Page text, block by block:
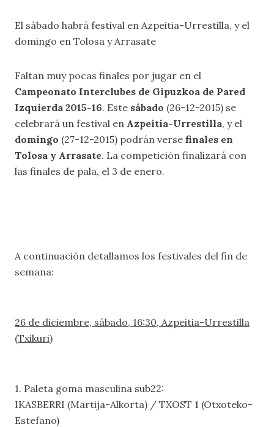
El sábado habrá festival en Azpeitia-Urrestilla, y el
domingo en Tolosa y Arrasate
Faltan muy pocas finales por jugar en el
Campeonato Interclubes de Gipuzkoa de Pared
Izquierda 2015-16. Este sábado (26-12-2015) se
celebrará un festival en Azpeitia-Urrestilla, y el
domingo (27-12-2015) podrán verse finales en
Tolosa y Arrasate. La competición finalizará con
las finales de pala, el 3 de enero.
A continuación detallamos los festivales del fin de
semana:
26 de diciembre, sábado, 16:30, Azpeitia-Urrestilla
(Txikuri)
1. Paleta goma masculina sub22:
IKASBERRI (Martija-Alkorta) / TXOST 1 (Otxoteko-
Estefano)